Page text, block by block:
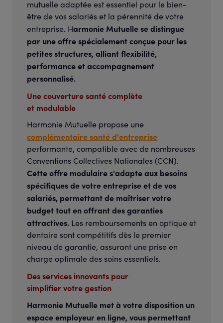
mutuelle adaptée est essentiel pour le bien-
être de vos salariés et la pérennité de votre
entreprise. Harmonie Mutuelle se distingue
par une offre spécialement conçue pour les
petites structures, alliant flexibilité,
performance et accompagnement
personnalisé.
Une couverture santé complète
et modulable
Harmonie Mutuelle propose une
complémentaire santé d'entreprise
performante, compatible avec de nombreuses
Conventions Collectives Nationales (CCN).
Cette offre modulaire s'adapte aux besoins
spécifiques de votre entreprise et de vos
salariés, permettant de maîtriser votre
budget tout en offrant des garanties
attractives. Les remboursements en optique et
dentaire sont compétitifs dès le premier
niveau de garantie, assurant une prise en
charge optimale des soins essentiels.
Des services innovants pour
simplifier votre gestion
Harmonie Mutuelle met à votre disposition un
espace employeur en ligne, vous permettant